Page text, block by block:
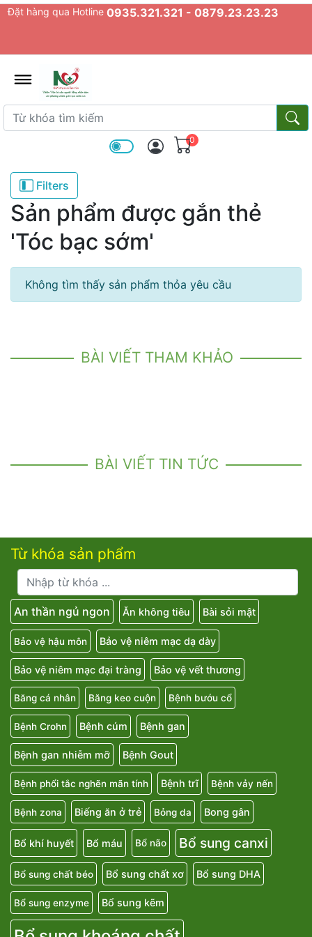
Đặt hàng qua Hotline 0935.321.321 - 0879.23.23.23
Từ khóa tìm kiếm
Từ
0
Filters
Sản phẩm được gắn thẻ
'Tóc bạc sớm'
Không tìm thấy sản phẩm thỏa yêu cầu
BÀI VIẾT THAM KHẢO
BÀI VIẾT TIN TỨC
Từ khóa sản phẩm
An thần ngủ ngon Ăn không tiêu Bài sỏi mật
Bảo vệ hậu môn Bảo vệ niêm mạc dạ dày
Bảo vệ niêm mạc đại tràng Bảo vệ vết thương
Băng cá nhân Băng keo cuộn Bệnh bướu cổ
Bệnh Crohn Bệnh cúm Bệnh gan
Bệnh gan nhiễm mỡ Bệnh Gout
Bệnh phổi tắc nghẽn mãn tính Bệnh trĩ Bệnh vảy nến
Bệnh zona Biếng ăn ở trẻ Bỏng da Bong gân
Bổ khí huyết Bổ máu Bổ não Bổ sung canxi
Bổ sung chất béo Bổ sung chất xơ Bổ sung DHA
Bổ sung enzyme Bổ sung kẽm